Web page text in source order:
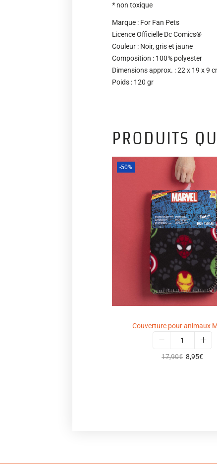
*non toxique
Marque : For Fan Pets
Licence Officielle Dc Comics®
Couleur : Noir, gris et jaune
Composition : 100% polyester
Dimensions approx. : 22 x 19 x 9
Poids : 120 gr
PRODUITS
-50%
Couverture pour animaux
17,90€ 8,95€